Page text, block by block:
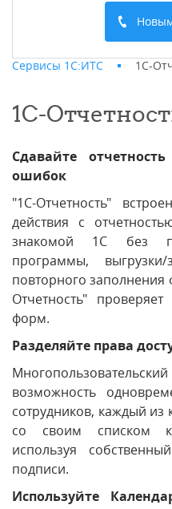
Сервисы 1С:ИТС 1С-
1С-
Сдавайте
ошибок
"1С-Отчетность"
действия с
знакомой 1С без
программы,
повторного
Отчетность"
форм.
Разделяйте права
возможность
сотрудников, каждый
со своим списком
используя
подписи.
Используйте